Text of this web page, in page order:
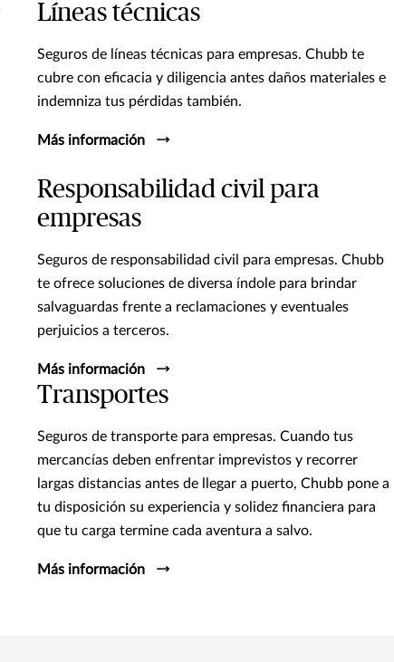
Líneas técnicas
Seguros de líneas técnicas para empresas. Chubb te
cubre con eficacia y diligencia antes daños materiales e
indemniza tus pérdidas también.
Más información
Responsabilidad civil para
empresas
Seguros de responsabilidad civil para empresas. Chubb
te ofrece soluciones de diversa índole para brindar
salvaguardas frente a reclamaciones y eventuales
perjuicios a terceros.
Más información
Transportes
Seguros de transporte para empresas. Cuando tus
mercancías deben enfrentar imprevistos y recorrer
largas distancias antes de llegar a puerto, Chubb pone a
tu disposición su experiencia y solidez financiera para
que tu carga termine cada aventura a salvo.
Más información